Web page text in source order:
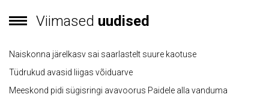
Viimased uudised
Naiskonna järelkasv sai saarlastelt suure kaotuse
Tüdrukud avasid liigas võiduarve
Meeskond pidi sügisringi avavoorus Paidele alla vanduma